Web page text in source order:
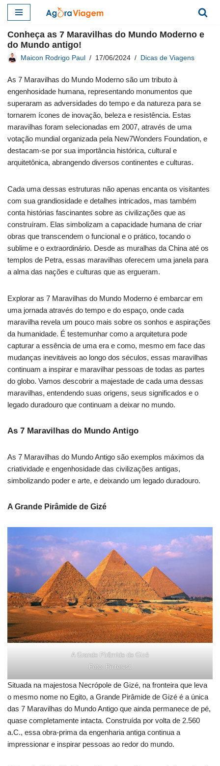
para
o
conteúdo
Conheça as 7 Maravilhas do Mundo Moderno e
do Mundo antigo!
Maicon Rodrigo Paul 17/06/2024 Dicas de Viagens
As 7 Maravilhas do Mundo Moderno são um tributo à
engenhosidade humana, representando monumentos que
superaram as adversidades do tempo e da natureza para se
tornarem ícones de inovação, beleza e resistência. Estas
maravilhas foram selecionadas em 2007, através de uma
votação mundial organizada pela New7Wonders Foundation, e
destacam-se por sua importância histórica, cultural e
arquitetônica, abrangendo diversos continentes e culturas.
Cada uma dessas estruturas não apenas encanta os visitantes
com sua grandiosidade e detalhes intricados, mas também
conta histórias fascinantes sobre as civilizações que as
construíram. Elas simbolizam a capacidade humana de criar
obras que transcendem o funcional e o prático, tocando o
sublime e o extraordinário. Desde as muralhas da China até os
templos de Petra, essas maravilhas oferecem uma janela para
a alma das nações e culturas que as ergueram.
Explorar as 7 Maravilhas do Mundo Moderno é embarcar em
uma jornada através do tempo e do espaço, onde cada
maravilha revela um pouco mais sobre os sonhos e aspirações
da humanidade. É testemunhar como a arquitetura pode
capturar a essência de uma era e como, mesmo em face das
mudanças inevitáveis ao longo dos séculos, essas maravilhas
continuam a inspirar e maravilhar pessoas de todas as partes
do globo. Vamos descobrir a majestade de cada uma dessas
maravilhas, entendendo suas origens, seus significados e o
legado duradouro que continuam a deixar no mundo.
As 7 Maravilhas do Mundo Antigo
As 7 Maravilhas do Mundo Antigo são exemplos máximos da
criatividade e engenhosidade das civilizações antigas,
simbolizando poder e arte, e deixando um legado duradouro.
A Grande Pirâmide de Gizé
A Grande Pirâmide de Gizé
Foto: Pinterest
Situada na majestosa Necrópole de Gizé, na fronteira que leva
o mesmo nome no Egito, a Grande Pirâmide de Gizé é a única
das 7 Maravilhas do Mundo Antigo que ainda permanece de pé,
quase completamente intacta. Construída por volta de 2.560
a.C., essa obra-prima da engenharia antiga continua a
impressionar e inspirar pessoas ao redor do mundo.